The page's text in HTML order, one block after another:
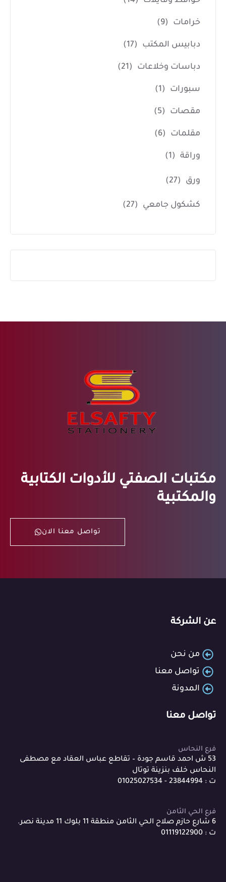
خرامات (9)
دبابيس المكتب (17)
دباسات وخلاعات (21)
سبورات (1)
مقصات (5)
مقلمات (6)
وراقة (1)
ورق (27)
كشكول جامعي (27)
مكتبات الصفتي للأدوات الكتابية
والمكتبية
تواصل معنا الان
عن الشركة
من نحن
تواصل معنا
المدونة
تواصل معنا
فرع النحاس
53 ش احمد قاسم جودة – تقاطع عباس العقاد مع مصطفى
النحاس خلف بنزينة توتال
ت : 23844994 - 01025027534
فرع الحي الثامن
6 شارع حازم صلاح الحي الثامن منطقة 11 بلوك 11 مدينة نصر.
ت : 01119122900